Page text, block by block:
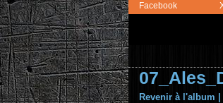
Facebook
Revenir à l'album